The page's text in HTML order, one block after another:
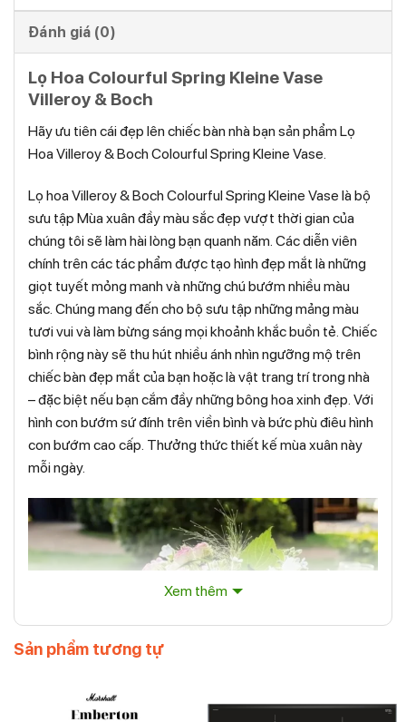
Đánh giá (0)
Lọ Hoa Colourful Spring Kleine Vase
Villeroy & Boch
Hãy ưu tiên cái đẹp lên chiếc bàn nhà bạn sản phẩm Lọ
Hoa Villeroy & Boch Colourful Spring Kleine Vase.
Lọ hoa Villeroy & Boch Colourful Spring Kleine Vase là bộ
sưu tập Mùa xuân đầy màu sắc đẹp vượt thời gian của
chúng tôi sẽ làm hài lòng bạn quanh năm. Các diễn viên
chính trên các tác phẩm được tạo hình đẹp mắt là những
giọt tuyết mỏng manh và những chú bướm nhiều màu
sắc. Chúng mang đến cho bộ sưu tập những mảng màu
tươi vui và làm bừng sáng mọi khoảnh khắc buồn tẻ. Chiếc
bình rộng này sẽ thu hút nhiều ánh nhìn ngưỡng mộ trên
chiếc bàn đẹp mắt của bạn hoặc là vật trang trí trong nhà
– đặc biệt nếu bạn cắm đầy những bông hoa xinh đẹp. Với
hình con bướm sứ đính trên viền bình và bức phù điêu hình
con bướm cao cấp. Thưởng thức thiết kế mùa xuân này
mỗi ngày.
Xem thêm
Sản phẩm tương tự